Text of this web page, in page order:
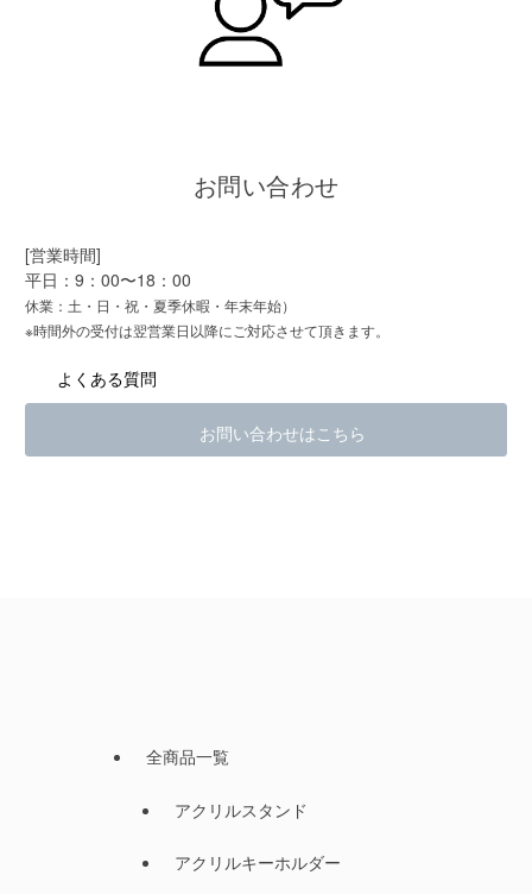
お問い合わせ
[営業時間]
平日：9：00〜18：00
休業：土・日・祝・夏季休暇・年末年始）
※時間外の受付は翌営業日以降にご対応させて頂きます。
よくある質問
お問い合わせはこちら
全商品一覧
アクリルスタンド
アクリルキーホルダー